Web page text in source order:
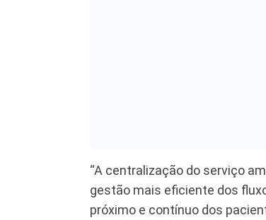
“A centralização do serviço
gestão mais eficiente dos
próximo e contínuo dos